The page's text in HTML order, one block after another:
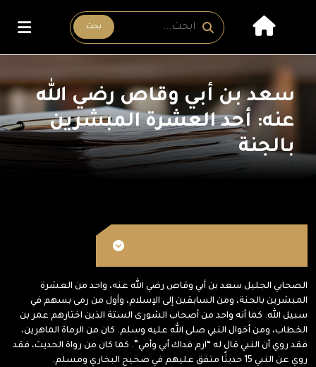
بحث
سعد بن أبي وقاص رضي الله
عنه: أحد العشرة المبشرين
بالجنة
الصحابي الجليل سعد بن أبي وقاص رضي الله عنه، واحد من العشرة
المبشرين بالجنة، ومن السابقين إلى الإسلام، وأول من رمى بسهم في
سبيل الله. كما أنه واحد من أصحاب الشورى الستة الذين اختارهم عمر بن
الخطاب، ومن أخوال النبي صلى الله عليه وسلم. كان من الرماة الماهرين،
فقد روي أن النبي قال له “ارم فداك أبي وأمي”. كما كان من رواة الحديث، فقد
روي عن النبي 15 حديثًا متفق عليهم في صحيح البخاري ومسلم.